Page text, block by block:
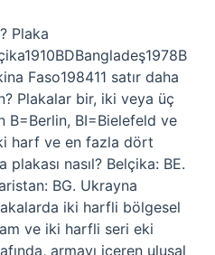
Plaka
Faso198411 satır daha
Plakalar bir, iki veya üç
B=Berlin, BI=Bielefeld ve
harf ve en fazla dört
nasıl? Belçika: BE.
BG. Ukrayna
iki harfli bölgesel
ve iki harfli seri eki
armayı içeren ulusal